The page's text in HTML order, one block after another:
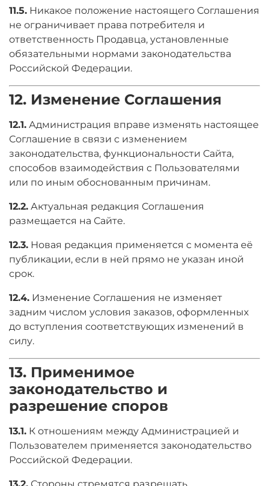
11.5. Никакое положение настоящего Соглашения
не ограничивает права потребителя и
ответственность Продавца, установленные
обязательными нормами законодательства
Российской Федерации.
12. Изменение Соглашения
12.1. Администрация вправе изменять настоящее
Соглашение в связи с изменением
законодательства, функциональности Сайта,
способов взаимодействия с Пользователями
или по иным обоснованным причинам.
12.2. Актуальная редакция Соглашения
размещается на Сайте.
12.3. Новая редакция применяется с момента её
публикации, если в ней прямо не указан иной
срок.
12.4. Изменение Соглашения не изменяет
задним числом условия заказов, оформленных
до вступления соответствующих изменений в
силу.
13. Применимое
законодательство и
разрешение споров
13.1. К отношениям между Администрацией и
Пользователем применяется законодательство
Российской Федерации.